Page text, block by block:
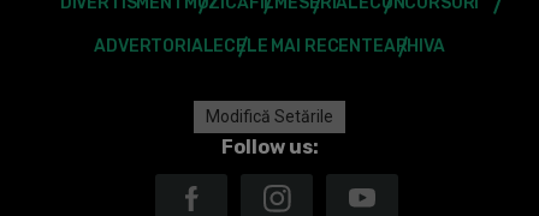
ADVERTORIALECELE MAI RECENTEARHIVA
Modifică Setările
Follow us: